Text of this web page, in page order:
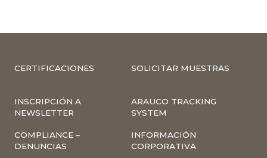
CERTIFICACIONES SOLICITAR MUESTRAS
INSCRIPCIÓN A
NEWSLETTER
ARAUCO TRACKING
SYSTEM
COMPLIANCE –
DENUNCIAS
INFORMACIÓN
CORPORATIVA